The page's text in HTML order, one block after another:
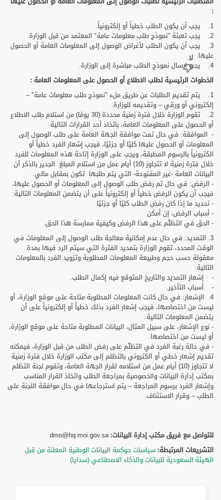
:
1. يجب أن يكون الطلب خطياً أو إلكترونياً.
2. يجب تعبئة "نموذج طلب معلومات عامة" المعتمد من قبل الوزارة.
3. يجب أن يكون الطلب لأغراض الوصول إلى المعلومات العامة أو الحصول
عليها.
4. يجب إرسال نموذج الطلب مباشرة إلى الوزارة.
الخطوات الرئيسية لطلب الاطلاع أو الحصول على المعلومات العامة :
1. يتم تقديم الطلبات عن طريق ملء "نموذج طلب معلومات عامة" –
إلكتروني أو ورقي – وتقديمه للوزارة.
2. تقوم الوزارة خلال فترة زمنية محددة (30 يومًا) من استلام طلب الاطلاع
أو الحصول على المعلومات العامة، باتخاذ أحد القرارات التالية
- الموافقة: في حال تمت موافقة الجهة العامة على طلب الوصول إلى
المعلومات أو الحصول عليها كليًا أو جزئيًا، فيجب إشعار الفرد خطياً أو
الكترونياً بالرسوم المطبقة، ويجب على الوزارة إتاحة هذه المعلومات للفرد
خلال فترة زمنية لا تتجاوز (10) أيام عمل من استلام المبلغ. الجدير بالذكر أن
البيانات العامة -غير المفتوحة- التي يتم طلبها تكون بمقابل مالي.
- الرفض: في حال تم رفض طلب الوصول إلى المعلومات أو الحصول عليها،
فيجب أن يكون الرفض خطياً أو إلكترونياً على أن يتضمن المعلومات التالية:
- تحديد ما إذا كان رفض الطلب كليًا أو جزئيًا
- أسباب الرفض، إن أمكن
- الحق في التظلّم على هذا الرفض وكيفية ممارسة هذا الحق.
3. التمديد: في حال عدم إمكانية معالجة طلب الوصول إلى المعلومات في
الوقت المحدد، تقوم الوزارة بتمديد الفترة التي سيتم الرد فيها بمدة
معقولة حسب حجم وطبيعة المعلومات المطلوبة وتزويد الفرد بالمعلومات
التالية:
- إشعار التمديد والتاريخ المتوقع فيه إكمال الطلب.
- أسباب التأخير.
4. الإشعار: في حال كانت المعلومات المطلوبة متاحة على موقع الوزارة، أو
ليست من اختصاصها، فيجب إشعار الفرد بذلك خطياً أو إلكترونياً على أن
يتضمن المعلومات التالية:
- نوع الإشعار، على سبيل المثال، البيانات المطلوبة متاحة على موقع الوزارة،
أو ليست من اختصاصها.
- في حالة رغبة الفرد في التظلّم على رفض الطلب من قبل الوزارة، فيمكنه
تقديم إشعار خطي أو الكتروني بالتظلم إلى مكتب الوزارة خلال فترة زمنية
لا تتجاوز (10) أيام عمل من استلامه لقرار الجهة العامة، وتقوم لجنة التظلم
بمكتب إدارة البيانات والخصوصية بمراجعة الطلب واتخاذ القرار المناسب
وإشعار الفرد برسوم المراجعة – يتم استرجاعها في حال موافقة اللجنة على
الطلب – وقرار الاستئناف.
للتواصل مع فريق مكتب إدارة البيانات:dmo@hq.moi.gov.sa
التشريعات المرتبطة: سياسات حوكمة البيانات الوطنية المعلنة من قبل
الهيئة السعودية للبيانات والذكاء الاصطناعي (سدايا)